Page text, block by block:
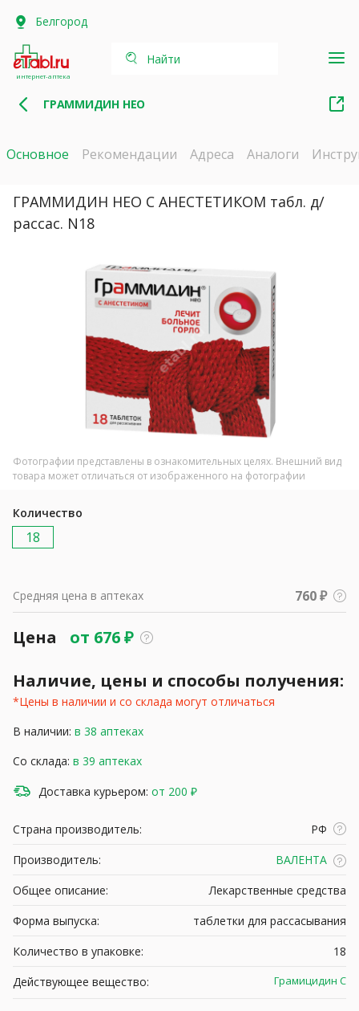
Белгород
интернет-аптека
Найти
ГРАММИДИН НЕО
Основное Рекомендации Адреса Аналоги
ГРАММИДИН НЕО С АНЕСТЕТИКОМ табл. д/
рассас. N18
Фотографии представлены в ознакомительных целях. Внешний вид
товара может отличаться от изображенного на фотографии
Количество
18
Средняя цена в аптеках 760 ₽
Цена от 676₽
Наличие, цены и способы получения:
*Цены в наличии и со склада могут отличаться
В наличии: в 38 аптеках
Со склада: в 39 аптеках
Доставка курьером: от 200 ₽
Страна производитель:
РФ
Производитель:
ВАЛЕНТА
Общее описание:
Лекарственные средства
Форма выпуска:
таблетки для рассасывания
Количество в упаковке:
18
Действующее вещество:
Грамицидин С